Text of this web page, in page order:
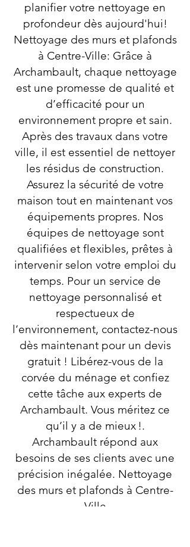
planifier votre nettoyage en
profondeur dès aujourd'hui!
Nettoyage des murs et plafonds
à Centre-Ville: Grâce à
Archambault, chaque nettoyage
est une promesse de qualité et
d’efficacité pour un
environnement propre et sain.
Après des travaux dans votre
ville, il est essentiel de nettoyer
les résidus de construction.
Assurez la sécurité de votre
maison tout en maintenant vos
équipements propres. Nos
équipes de nettoyage sont
qualifiées et flexibles, prêtes à
intervenir selon votre emploi du
temps. Pour un service de
nettoyage personnalisé et
respectueux de
l’environnement, contactez-nous
dès maintenant pour un devis
gratuit ! Libérez-vous de la
corvée du ménage et confiez
cette tâche aux experts de
Archambault. Vous méritez ce
qu’il y a de mieux !.
Archambault répond aux
besoins de ses clients avec une
précision inégalée. Nettoyage
des murs et plafonds à Centre-
Ville